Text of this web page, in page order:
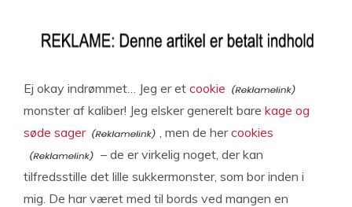
Ej okay indrømmet… Jeg er et cookie
monster af kaliber! Jeg elsker generelt bare kage og
søde sager
, men de hercookies
– de er virkelig noget, der kan
tilfredsstille det lille sukkermonster, som bor inden i
mig. De har været med til bords ved mangen en